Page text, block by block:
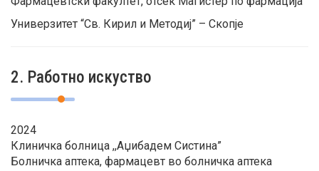
Универзитет “Св. Кирил и Методиј” – Скопје
2. Работно искуство
2024
Клиничка болница ,,Аџибадем Систина”
Болничка аптека, фармацевт во болничка аптека